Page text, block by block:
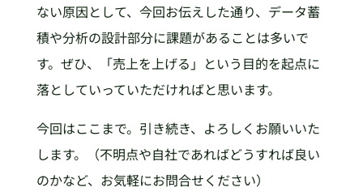
ない原因として、今回お伝えした通り、データ蓄
積や分析の設計部分に課題があることは多いで
す。ぜひ、「売上を上げる」という目的を起点に
落としていっていただければと思います。
今回はここまで。引き続き、よろしくお願いいた
します。（不明点や自社であればどうすれば良い
のかなど、お気軽にお問合せください）